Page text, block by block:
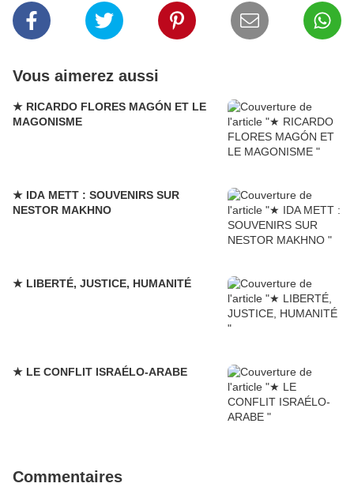
Vous aimerez aussi
★ RICARDO FLORES MAGÓN ET LE
MAGONISME
★ IDA METT : SOUVENIRS SUR
NESTOR MAKHNO
★ LIBERTÉ, JUSTICE, HUMANITÉ
★ LE CONFLIT ISRAÉLO-ARABE
Commentaires